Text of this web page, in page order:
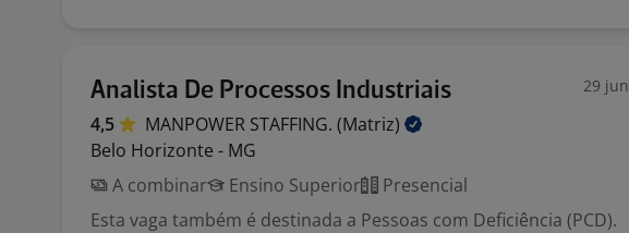
Analista De Processos Industriais 29 jun
4,5 MANPOWER STAFFING. (Matriz)
Belo Horizonte - MG
A combinar
Ensino Superior
Presencial
Esta vaga também é destinada a Pessoas com Deficiência (PCD).